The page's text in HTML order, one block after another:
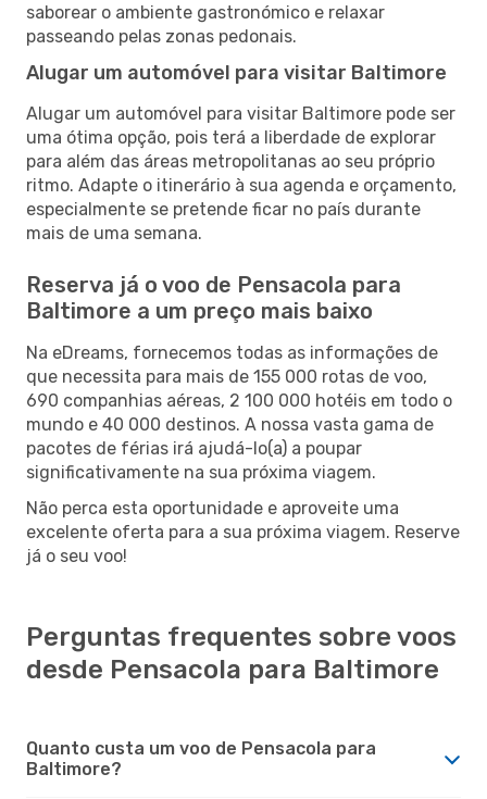
saborear o ambiente gastronómico e relaxar
passeando pelas zonas pedonais.
Alugar um automóvel para visitar Baltimore
Alugar um automóvel para visitar Baltimore pode ser
uma ótima opção, pois terá a liberdade de explorar
para além das áreas metropolitanas ao seu próprio
ritmo. Adapte o itinerário à sua agenda e orçamento,
especialmente se pretende ficar no país durante
mais de uma semana.
Reserva já o voo de Pensacola para
Baltimore a um preço mais baixo
Na eDreams, fornecemos todas as informações de
que necessita para mais de 155 000 rotas de voo,
690 companhias aéreas, 2 100 000 hotéis em todo o
mundo e 40 000 destinos. A nossa vasta gama de
pacotes de férias irá ajudá-lo(a) a poupar
significativamente na sua próxima viagem.
Não perca esta oportunidade e aproveite uma
excelente oferta para a sua próxima viagem. Reserve
já o seu voo!
Perguntas frequentes sobre voos
desde Pensacola para Baltimore
Quanto custa um voo de Pensacola para
Baltimore?